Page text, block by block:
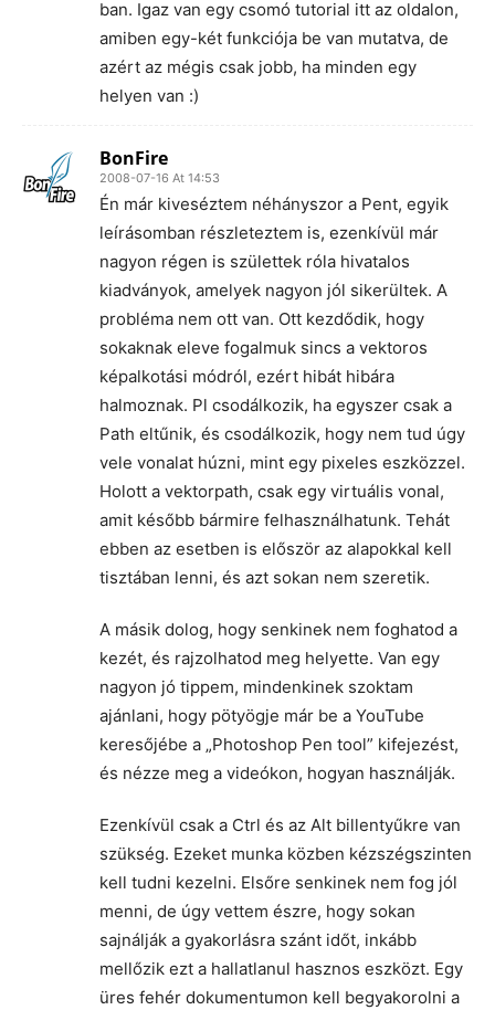
ban. Igaz van egy csomó tutorial itt az oldalon,
amiben egy-két funkciója be van mutatva, de
azért az mégis csak jobb, ha minden egy
helyen van :)
BonFire
2008-07-16 At 14:53
Én már kiveséztem néhányszor a Pent, egyik
leírásomban részleteztem is, ezenkívül már
nagyon régen is születtek róla hivatalos
kiadványok, amelyek nagyon jól sikerültek. A
probléma nem ott van. Ott kezdődik, hogy
sokaknak eleve fogalmuk sincs a vektoros
képalkotási módról, ezért hibát hibára
halmoznak. Pl csodálkozik, ha egyszer csak a
Path eltűnik, és csodálkozik, hogy nem tud úgy
vele vonalat húzni, mint egy pixeles eszközzel.
Holott a vektorpath, csak egy virtuális vonal,
amit később bármire felhasználhatunk. Tehát
ebben az esetben is először az alapokkal kell
tisztában lenni, és azt sokan nem szeretik.
A másik dolog, hogy senkinek nem foghatod a
kezét, és rajzolhatod meg helyette. Van egy
nagyon jó tippem, mindenkinek szoktam
ajánlani, hogy pötyögje már be a YouTube
keresőjébe a „Photoshop Pen tool” kifejezést,
és nézze meg a videókon, hogyan használják.
Ezenkívül csak a Ctrl és az Alt billentyűkre van
szükség. Ezeket munka közben kézszégszinten
kell tudni kezelni. Elsőre senkinek nem fog jól
menni, de úgy vettem észre, hogy sokan
sajnálják a gyakorlásra szánt időt, inkább
mellőzik ezt a hallatlanul hasznos eszközt. Egy
üres fehér dokumentumon kell begyakorolni a